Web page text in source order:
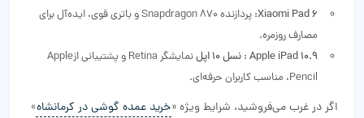
Xiaomi Pad 6:
پردازنده Snapdragon 870 و باتری قوی، ایده‌آل برای
مصارف روزمره.
Apple iPad 10.9 : نسل 10 اپل
نمایشگر Retina و پشتیبانی ازApple
Pencil، مناسب کاربران حرفه‌ای.
اگر در غرب می‌فروشید، شرایط ویژه «خرید عمده گوشی در کرمانشاه»